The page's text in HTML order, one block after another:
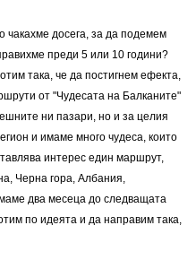
чакахме досега, за да подемем
преди 5 или 10 години?
така, че да постигнем ефекта,
от "Чудесата на Балканите"
ни пазари, но и за целия
и имаме много чудеса, които
интерес един маршрут,
Черна гора, Албания,
два месеца до следващата
по идеята и да направим така,